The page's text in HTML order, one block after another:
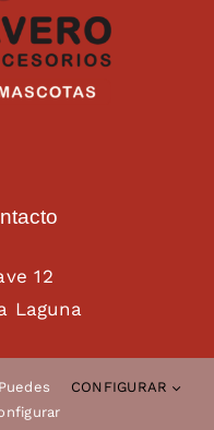
12
Laguna
85 26
CONFIGURAR